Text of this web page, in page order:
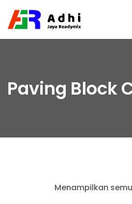
Paving Block
Menampilkan